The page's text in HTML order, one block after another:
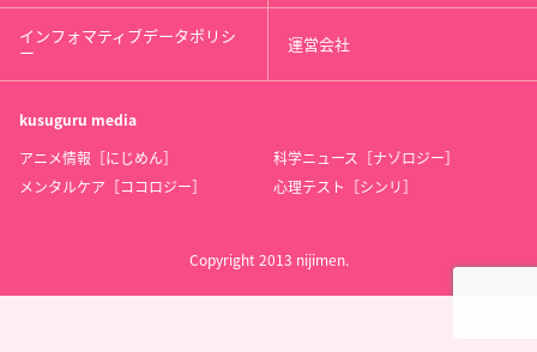
インフォマティブデータポリシ
ー 運営会社
kusuguru media
アニメ情報［にじめん］
科学ニュース［ナゾロジー］
メンタルケア［ココロジー］
心理テスト［シンリ］
Copyright 2013 nijimen.